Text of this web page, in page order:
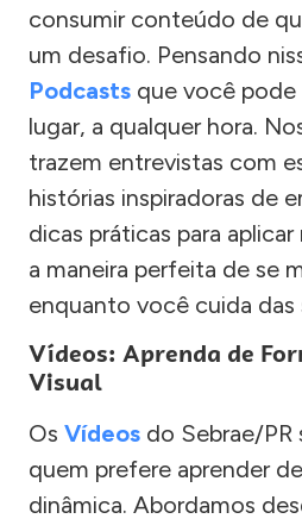
consumir conteúdo de
um desafio. Pensando
Podcasts que você pode
lugar, a qualquer hora.
trazem entrevistas com
histórias inspiradoras de
dicas práticas para
a maneira perfeita de se
enquanto você cuida das
Vídeos: Aprenda de
Visual
Os Vídeos do Sebrae/PR
quem prefere aprender
dinâmica. Abordamos